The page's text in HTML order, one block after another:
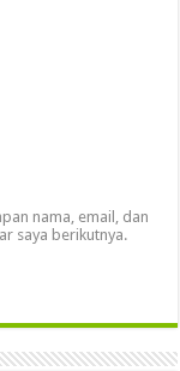
nama, email, dan
saya berikutnya.